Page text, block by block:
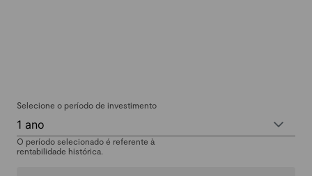
Selecione o período de investimento
1 ano
O período selecionado é referente à
rentabilidade histórica.